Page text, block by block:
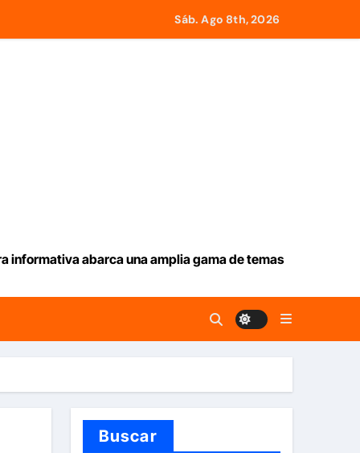
Eléctricos
lluvia
Sáb. Ago 8th, 2026
informativa abarca una amplia gama de temas
Buscar